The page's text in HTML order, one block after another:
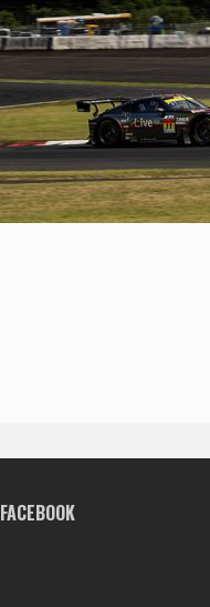
FACEBOOK